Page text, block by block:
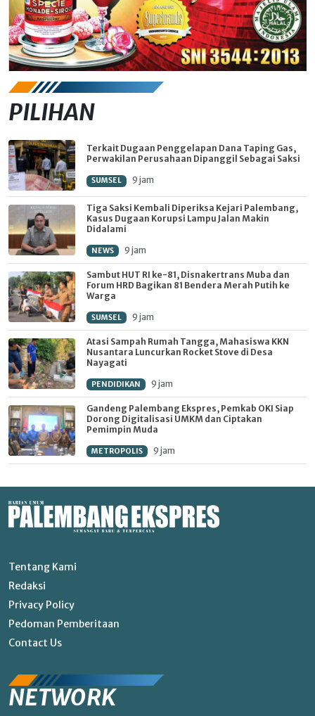
PILIHAN
Terkait Dugaan Penggelapan Dana Taping Gas,
Perwakilan Perusahaan Dipanggil Sebagai Saksi
SUMSEL 9 jam
Tiga Saksi Kembali Diperiksa Kejari Palembang,
Kasus Dugaan Korupsi Lampu Jalan Makin
Didalami
NEWS 9 jam
Sambut HUT RI ke-81, Disnakertrans Muba dan
Forum HRD Bagikan 81 Bendera Merah Putih ke
Warga
SUMSEL 9 jam
Atasi Sampah Rumah Tangga, Mahasiswa KKN
Nusantara Luncurkan Rocket Stove di Desa
Nayagati
PENDIDIKAN 9 jam
Gandeng Palembang Ekspres, Pemkab OKI Siap
Dorong Digitalisasi UMKM dan Ciptakan
Pemimpin Muda
METROPOLIS 9 jam
Tentang Kami
Redaksi
Privacy Policy
Pedoman Pemberitaan
Contact Us
NETWORK